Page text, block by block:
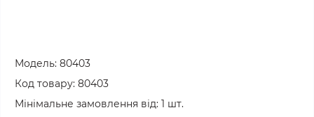
Модель: 80403
Код товару: 80403
Мінімальне замовлення від: 1 шт.